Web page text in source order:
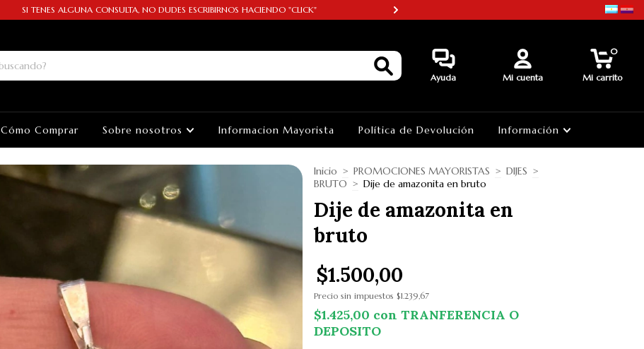
SI TENES ALGUNA CONSULTA, NO DUDES ESCRIBIRNOS HACIENDO "CLICK" ¡¡3 PAGOS SIN INTERES EN
Ayuda Mi cuenta Mi carrito
0
Cómo Comprar Sobre nosotros Informacion Mayorista Política de Devolución Información
Inicio > PROMOCIONES MAYORISTAS > DIJES >
BRUTO > Dije de amazonita en bruto
Dije de amazonita en
bruto
$1.500,00
Precio sin impuestos $1.239,67
$1.425,00 con TRANFERENCIA O
DEPOSITO